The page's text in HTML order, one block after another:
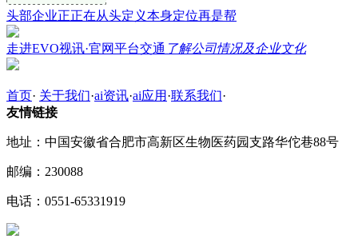
头部企业正正在从头定义本身定位再是帮
走进EVO视讯·官网平台交通 了解公司情况及企业文化
首页· 关于我们·ai资讯·ai应用 ·联系我们·
友情链接
地址：中国安徽省合肥市高新区生物医药园支路华佗巷88号
邮编：230088
电话：0551-65331919